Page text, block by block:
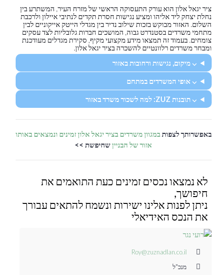
ציר יגאל אלון הוא עורק התעסוקה הראשי של מזרח העיר, המשתרע בין
נחלת יצחק ליד אליהו ומציע נגישות חסרת תקדים לנתיבי איילון ולרכבת
השלום. האזור מבוקש בזכות שילוב נדיר בין מגדלי הייטק אייקוניים לבין
מתחמי משרדים בסטנדרט גבוה, המושכים חברות גלובליות לצד עסקים
צומחים. בעמוד זה תמצאו מידע מקצועי מקיף, סקירת מגדלים מעודכנת
ומבחר משרדים רלוונטיים להשכרה בציר יגאל אלון.
⌵ מיקום, נגישות ורחובות באזור
⌵ אופי המשרדים במתחם
⌵ תובנות ZUZ: למה לשכור משרד באזור
באפשרותך לצפותבמגוון משרדים בציר יגאל אלון זמינים ונמצאים באותו
אזור של הבנייןשחיפשת >>
לא נמצאו נכסים זמינים כעת התואמים את
חיפושך,
ניתן לפנות אלינו ישירות ונשמח להתאים עבורך
את הנכס האידיאלי
Roy@zuznadlan.co.il
מנכ"ל